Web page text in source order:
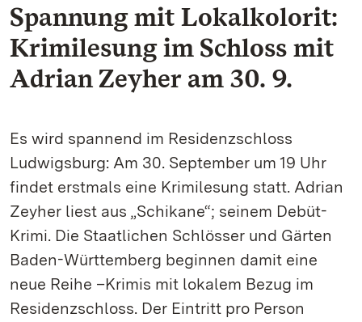
Spannung mit Lokalkolorit:
Krimilesung im Schloss mit
Adrian Zeyher am 30. 9.
Es wird spannend im Residenzschloss
Ludwigsburg: Am 30. September um 19 Uhr
findet erstmals eine Krimilesung statt. Adrian
Zeyher liest aus „Schikane“; seinem Debüt-
Krimi. Die Staatlichen Schlösser und Gärten
Baden-Württemberg beginnen damit eine
neue Reihe –Krimis mit lokalem Bezug im
Residenzschloss. Der Eintritt pro Person